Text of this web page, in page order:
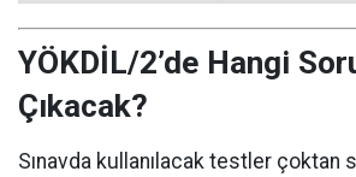
YÖKDİL/2’de Hangi
Çıkacak?
Sınavda kullanılacak testler çoktan